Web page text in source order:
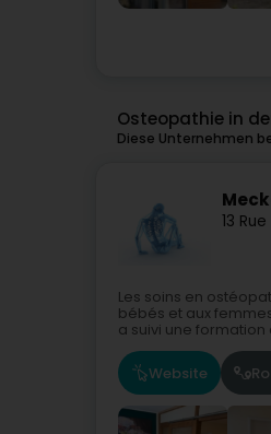
Osteopathie in
Diese Unternehmen
13
Les soins en
bébés et aux
a suivi une formation
Website